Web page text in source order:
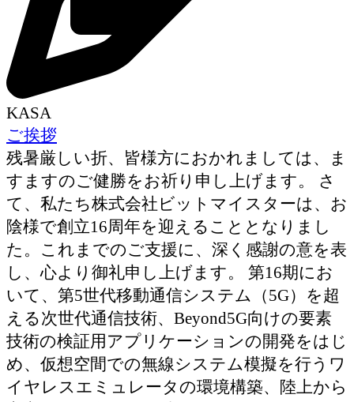
KASA
ご挨拶
残暑厳しい折、皆様方におかれましては、ま
すますのご健勝をお祈り申し上げます。 さ
て、私たち株式会社ビットマイスターは、お
陰様で創立16周年を迎えることとなりまし
た。これまでのご支援に、深く感謝の意を表
し、心より御礼申し上げます。 第16期にお
いて、第5世代移動通信システム（5G）を超
える次世代通信技術、Beyond5G向けの要素
技術の検証用アプリケーションの開発をはじ
め、仮想空間での無線システム模擬を行うワ
イヤレスエミュレータの環境構築、陸上から